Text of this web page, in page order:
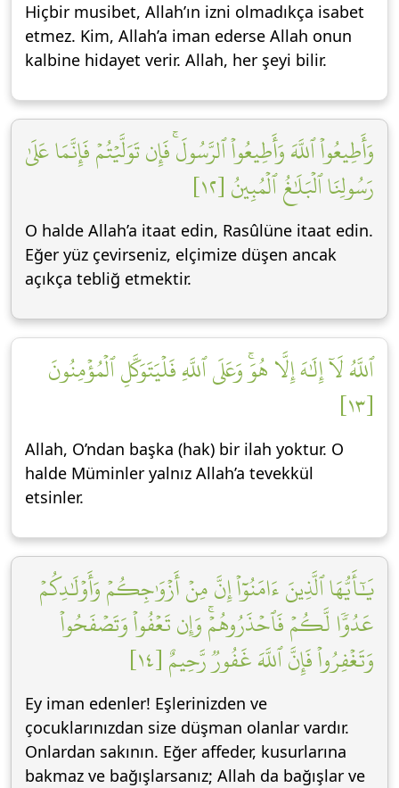
Hiçbir musibet, Allah’ın izni olmadıkça isabet
etmez. Kim, Allah’a iman ederse Allah onun
kalbine hidayet verir. Allah, her şeyi bilir.
وَأَطِيعُواْ ٱللَّهَ وَأَطِيعُواْ ٱلرَّسُولَۚ فَإِن تَوَلَّيۡتُمۡ فَإِنَّمَا عَلَىٰ
رَسُولِنَا ٱلۡبَلَٰغُ ٱلۡمُبِينُ [١٢]
O halde Allah’a itaat edin, Rasûlüne itaat edin.
Eğer yüz çevirseniz, elçimize düşen ancak
açıkça tebliğ etmektir.
ٱللَّهُ لَآ إِلَٰهَ إِلَّا هُوَۚ وَعَلَى ٱللَّهِ فَلۡيَتَوَكَّلِ ٱلۡمُؤۡمِنُونَ
[١٣]
Allah, O’ndan başka (hak) bir ilah yoktur. O
halde Müminler yalnız Allah’a tevekkül
etsinler.
يَٰٓأَيُّهَا ٱلَّذِينَ ءَامَنُوٓاْ إِنَّ مِنۡ أَزۡوَٰجِكُمۡ وَأَوۡلَٰدِكُمۡ
عَدُوّٗا لَّكُمۡ فَٱحۡذَرُوهُمۡۚ وَإِن تَعۡفُواْ وَتَصۡفَحُواْ
وَتَغۡفِرُواْ فَإِنَّ ٱللَّهَ غَفُورٞ رَّحِيمٌ [١٤]
Ey iman edenler! Eşlerinizden ve
çocuklarınızdan size düşman olanlar vardır.
Onlardan sakının. Eğer affeder, kusurlarına
bakmaz ve bağışlarsanız; Allah da bağışlar ve